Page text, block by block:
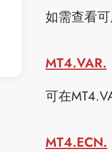
如需查看
MT4.VAR.
可在
MT4.ECN.